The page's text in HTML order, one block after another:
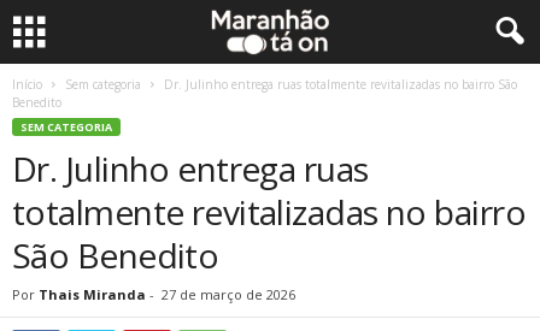
Início Sem categoria
Dr. Julinho entrega ruas totalmente revitalizadas no bairro São
Benedito
SEM CATEGORIA
Dr. Julinho entrega ruas
totalmente revitalizadas no bairro
São Benedito
Por Thais Miranda - 27 de março de 2026